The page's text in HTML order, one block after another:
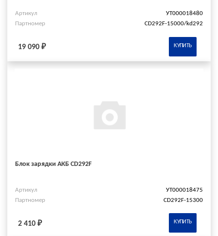
Артикул
УТ000018480
Партномер
CD292F-15000/kd292
19 090 ₽ КУПИТЬ
Блок зарядки АКБ CD292F
Артикул
УТ000018475
Партномер
CD292F-15300
2 410 ₽ КУПИТЬ